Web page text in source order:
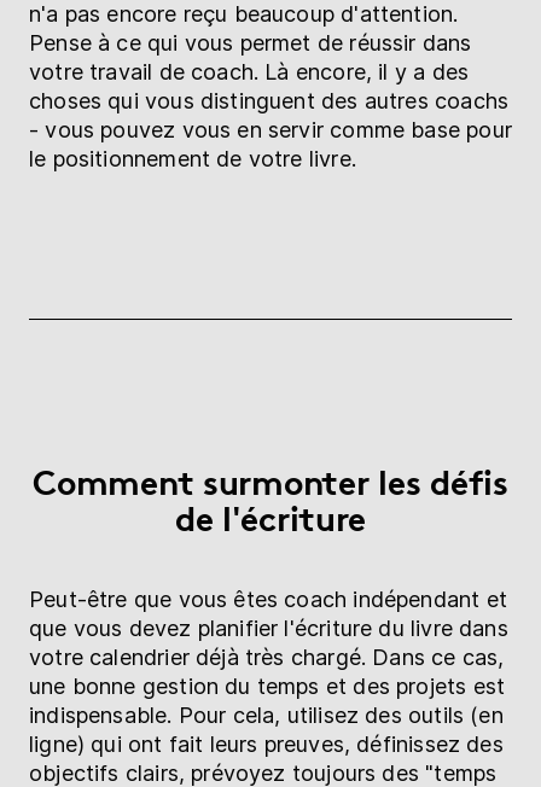
n'a pas encore reçu beaucoup d'attention.
Pense à ce qui vous permet de réussir dans
votre travail de coach. Là encore, il y a des
choses qui vous distinguent des autres coachs
- vous pouvez vous en servir comme base pour
le positionnement de votre livre.
Comment surmonter les défis
de l'écriture
Peut-être que vous êtes coach indépendant et
que vous devez planifier l'écriture du livre dans
votre calendrier déjà très chargé. Dans ce cas,
une bonne gestion du temps et des projets est
indispensable. Pour cela, utilisez des outils (en
ligne) qui ont fait leurs preuves, définissez des
objectifs clairs, prévoyez toujours des "temps